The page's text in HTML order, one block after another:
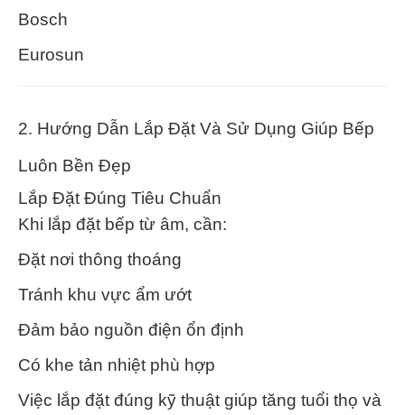
Bosch
Eurosun
2. Hướng Dẫn Lắp Đặt Và Sử Dụng Giúp Bếp
Luôn Bền Đẹp
Lắp Đặt Đúng Tiêu Chuẩn
Khi lắp đặt bếp từ âm, cần:
Đặt nơi thông thoáng
Tránh khu vực ẩm ướt
Đảm bảo nguồn điện ổn định
Có khe tản nhiệt phù hợp
Việc lắp đặt đúng kỹ thuật giúp tăng tuổi thọ và